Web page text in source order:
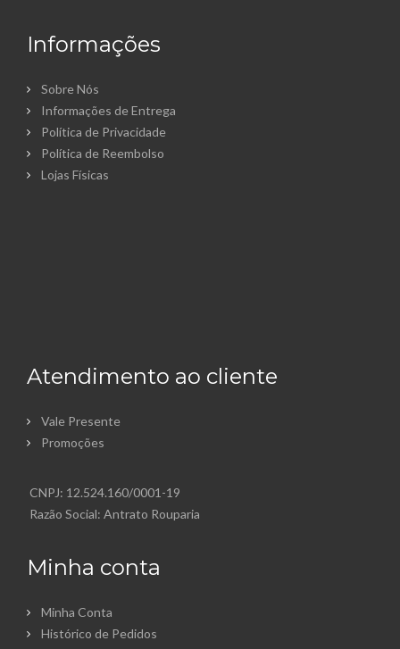
Informações
Sobre Nós
Informações de Entrega
Política de Privacidade
Política de Reembolso
Lojas Físicas
Atendimento ao cliente
Vale Presente
Promoções
CNPJ: 12.524.160/0001-19
Razão Social: Antrato Rouparia
Minha conta
Minha Conta
Histórico de Pedidos